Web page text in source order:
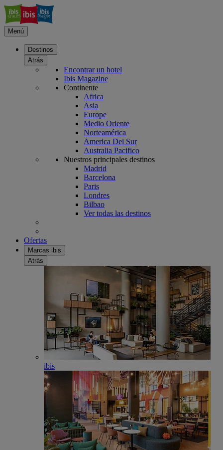
Menú
Destinos
Atrás
Encontrar un hotel
Ibis Magazine
Continente
Africa
Asia
Europe
Medio Oriente
Norteamérica
America Del Sur
Australia Pacifico
Nuestros principales destinos
Madrid
Barcelona
Paris
Londres
Bilbao
Ver todas las destinos
Ofertas
Marcas ibis
Atrás
ibis